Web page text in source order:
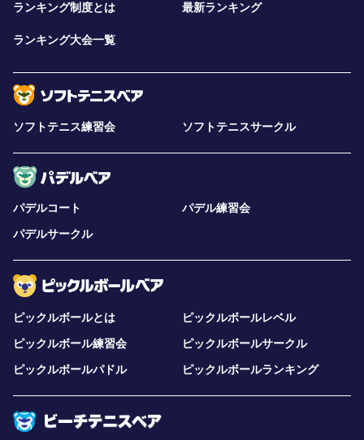
ランキング制度とは 最新ランキング
ランキング大会一覧
ソフトテニス練習会 ソフトテニスサークル
パデルコート
パデル練習会
パデルサークル
ピックルボールとは
ピックルボールレベル
ピックルボール練習会
ピックルボールサークル
ピックルボールパドル
ピックルボールランキング